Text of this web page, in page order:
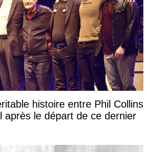
histoire entre Phil Collins
après le départ de ce dernier